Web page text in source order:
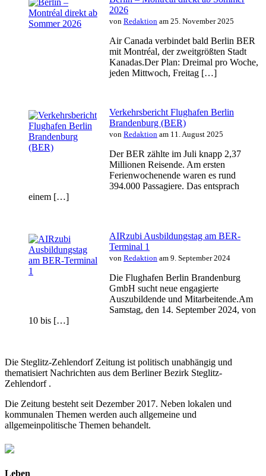
2026
von Redaktion am 25. November 2025
Air Canada verbindet bald Berlin BER
mit Montréal, der zweitgrößten Stadt
Kanadas.Der Plan: Dreimal pro Woche,
jeden Mittwoch, Freitag […]
Verkehrsbericht Flughafen Berlin
Brandenburg (BER)
von Redaktion am 11. August 2025
Der BER zählte im Juli knapp 2,37
Millionen Reisende. Am ersten
Ferienwochenende waren es rund
394.000 Passagiere. Das entsprach
einem […]
AIRzubi Ausbildungstag am BER-
Terminal 1
von Redaktion am 9. September 2024
Die Flughafen Berlin Brandenburg
GmbH sucht neue engagierte
Auszubildende und Mitarbeitende.Am
Samstag, den 14. September 2024, von
10 bis […]
Die Steglitz-Zehlendorf Zeitung ist politisch unabhängig und
thematisiert Nachrichten aus dem Berliner Bezirk Steglitz-
Zehlendorf .
Die Zeitung besteht seit Dezember 2017. Neben lokalen und
kommunalen Themen werden auch allgemeine und
allgemeinpolitische Themen behandelt.
Leben